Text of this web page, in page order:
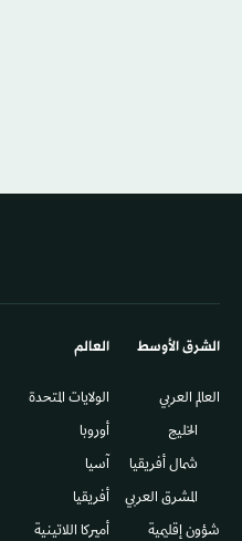
الشرق الأوسط​
العالم العربي
الخليج
شمال أفريقيا
المشرق العربي
شؤون إقليمية
العالم
الولايات المتحدة
أوروبا
آسيا
أفريقيا
أميركا اللاتينية